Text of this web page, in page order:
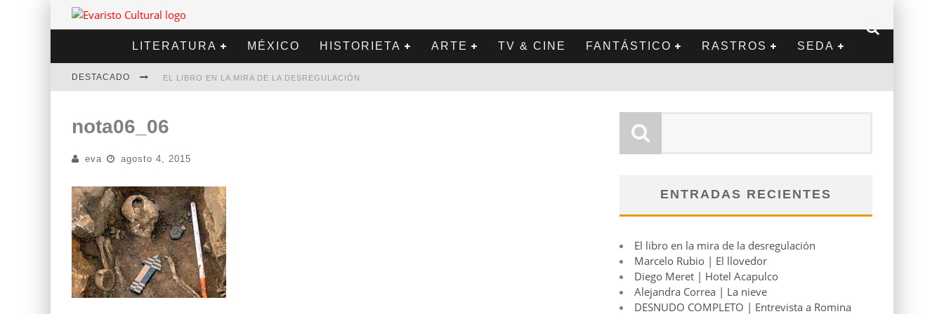
LITERATURA MÉXICO HISTORIETA ARTE TV & CINE FANTÁSTICO RASTROS SEDA
DESTACADO EL LIBRO EN LA MIRA DE LA DESREGULACIÓN
DIEGO MERET | HOTEL ACAPULCO
ALEJANDRA CORREA | LA NIEVE
nota06_06
eva agosto 4, 2015
ENTRADAS RECIENTES
El libro en la mira de la desregulación
Marcelo Rubio | El llovedor
Diego Meret | Hotel Acapulco
Alejandra Correa | La nieve
DESNUDO COMPLETO | Entrevista a Romina